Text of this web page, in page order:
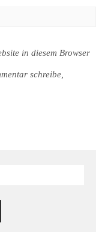
in diesem Browser
schreibe,